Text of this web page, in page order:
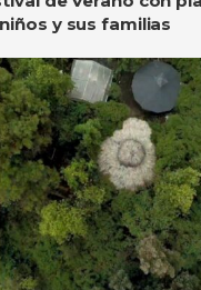
y sus familias